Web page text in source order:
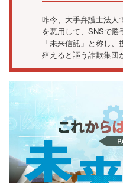
昨今、大手弁護士法人
を悪用して、SNSで勝
「未来信託」と称し
殖えると謳う詐欺集団